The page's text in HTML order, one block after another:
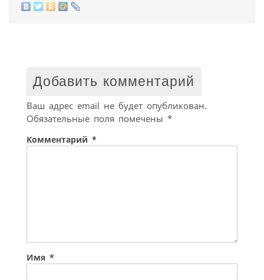
Добавить комментарий
Ваш адрес email не будет опубликован.
Обязательные поля помечены *
Комментарий *
Имя *